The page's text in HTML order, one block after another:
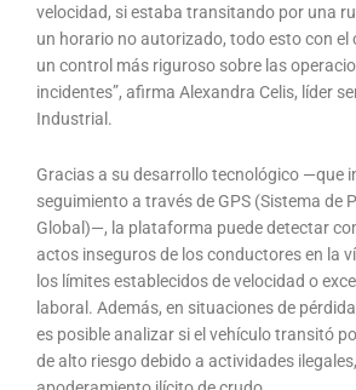
velocidad, si estaba transitando por una
un horario no autorizado, todo esto con el
un control más riguroso sobre las
incidentes”, afirma Alexandra Celis, líder
Industrial.
Gracias a su desarrollo tecnológico —que
seguimiento a través de GPS (Sistema de
Global)—, la plataforma puede detectar
actos inseguros de los conductores en la
los límites establecidos de velocidad o
laboral. Además, en situaciones de
es posible analizar si el vehículo transitó
de alto riesgo debido a actividades